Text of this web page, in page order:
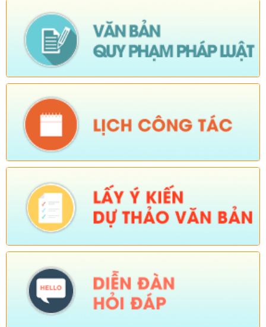
Ngày ban hành: (05/08/2026)
Tên: (Mời dự Hội nghị Báo cáo viên cấp tỉnh thá)
Ngày ban hành: (05/08/2026)
Số:Số: 1836/UBND-VP
Nghị định số 266/2026/NĐ-CP của Chính phủ về tiết kiệm,
chống lãng phí.)
Ngày ban hành: (05/08/2026) -Ngày hiệu lực: (04/08/2026)
Số:Số: 1839/KH-UBND
Tên:(KẾ HOẠCH Công tác phổ biến, giáo dục pháp luật 6
Ngày ban hành: (05/08/2026) Ngày hiệu lực: (04/08/2026)
Số: Số: 1721/KH-UBND
Tên: (KẾ HOẠCH Tổ chức Hội nghị tổng kết năm học 2025-
2026, triển khai nhiệm vụ năm học 2026-2027)
Tên:(KẾ HOẠCH Thực hiện cao điểm tuyên truyền, vận động
và hỗ trợ Nhân dân thu nhận, kích hoạt tài khoản định danh
điện tử mức độ 2, tích hợp sổ sức khoẻ điện tử, tài khoản an
sinh xã hội trên địa bàn xã Sì Lở Lầu)